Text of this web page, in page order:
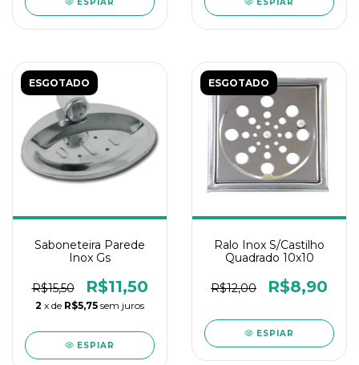
ESGOTADO
Saboneteira Parede
Inox Gs
R$15,50 R$11,50
2 x de R$5,75 sem juros
ESPIAR
ESGOTADO
Ralo Inox S/Castilho
Quadrado 10x10
R$12,00 R$8,90
ESPIAR